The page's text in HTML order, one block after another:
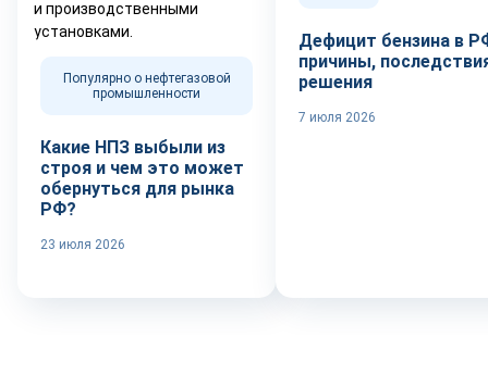
Популярно о нефтегазовой
промышленности
Какие НПЗ выбыли из
строя и чем это может
обернуться для рынка
РФ?
23 июля 2026
Дефицит бензина в
причины,
решения
7 июля 2026